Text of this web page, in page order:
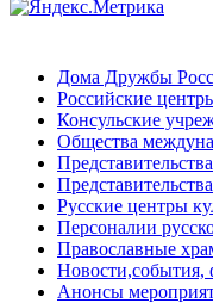
Дома Дружбы
Российские
Консульские
Общества
Русские центры
Персоналии
Православные
Новости,события,
Анонсы